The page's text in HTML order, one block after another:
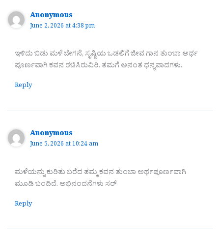
Anonymous
June 2, 2026 at 4:38 pm
ಇಳಿದು ಬಿಡು ಮಳೆ ಬೇಗನೆ, ಸೃಷ್ಟಿಯ ಒಡಲಿಗೆ ಜೀವ ಗಾನ ತುಂಬಾ ಅರ್ಥ
ಪೂರ್ಣವಾಗಿ ಕವನ ರಚಿಸಿರುವಿರಿ. ತಮಗೆ ಅನಂತ ಧನ್ಯವಾದಗಳು.
Reply
Anonymous
June 5, 2026 at 10:24 am
ಮಳೆಯನ್ನು ಕುರಿತು ಬರೆದ ತಮ್ಮ ಕವನ ತುಂಬಾ ಅರ್ಥಪೂರ್ಣವಾಗಿ
ಮೂಡಿ ಬಂದಿದೆ. ಅಭಿನಂದನೆಗಳು ಸರ್
Reply